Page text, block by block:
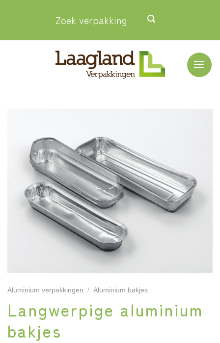
Zoek verpakking
Aluminium verpakkingen / Aluminium bakjes
Langwerpige aluminium
bakjes